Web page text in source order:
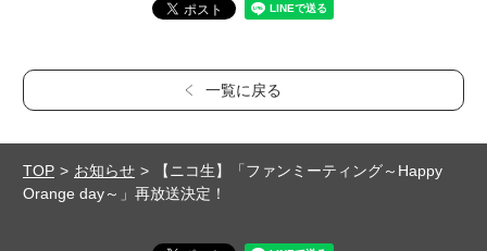
一覧に戻る
TOP お知らせ
【ニコ生】「ファンミーティング～Happy
Orange day～」再放送決定！